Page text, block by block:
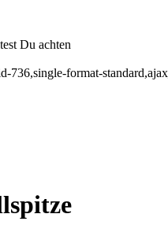
Du achten
736,single-format-